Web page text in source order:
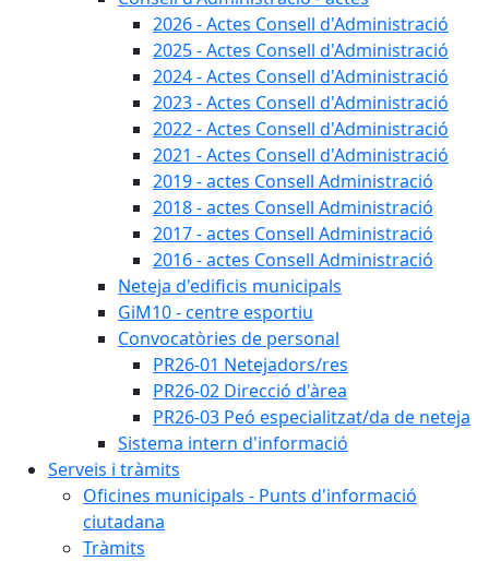
2026 - Actes Consell d'Administració
2025 - Actes Consell d'Administració
2024 - Actes Consell d'Administració
2023 - Actes Consell d'Administració
2022 - Actes Consell d'Administració
2021 - Actes Consell d'Administració
2019 - actes Consell Administració
2018 - actes Consell Administració
2017 - actes Consell Administració
2016 - actes Consell Administració
Neteja d'edificis municipals
GiM10 - centre esportiu
Convocatòries de personal
PR26-01 Netejadors/res
PR26-02 Direcció d'àrea
PR26-03 Peó especialitzat/da de neteja
Sistema intern d'informació
Serveis i tràmits
Oficines municipals - Punts d'informació
ciutadana
Tràmits